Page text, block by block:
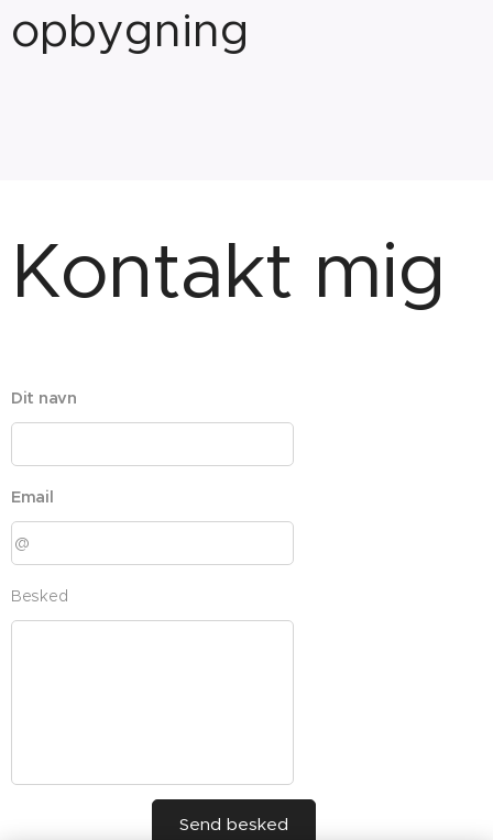
opbygning
Kontakt mig
Dit navn
Email
Besked
Send besked